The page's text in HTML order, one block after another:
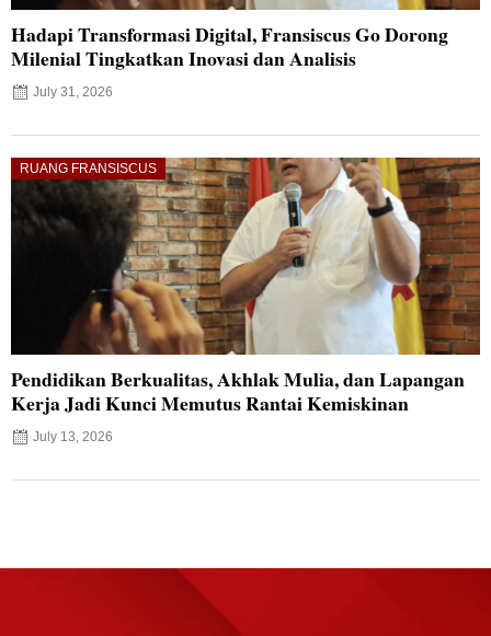
Hadapi Transformasi Digital, Fransiscus Go Dorong
Milenial Tingkatkan Inovasi dan Analisis
July 31, 2026
RUANG FRANSISCUS
Pendidikan Berkualitas, Akhlak Mulia, dan Lapangan
Kerja Jadi Kunci Memutus Rantai Kemiskinan
July 13, 2026